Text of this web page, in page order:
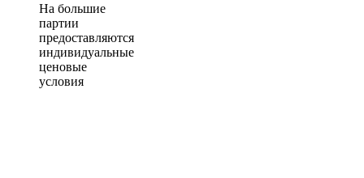
На большие
партии
предоставляются
индивидуальные
ценовые
условия